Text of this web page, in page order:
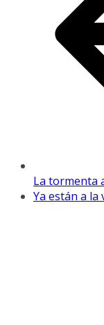
La tormenta
Ya están a la